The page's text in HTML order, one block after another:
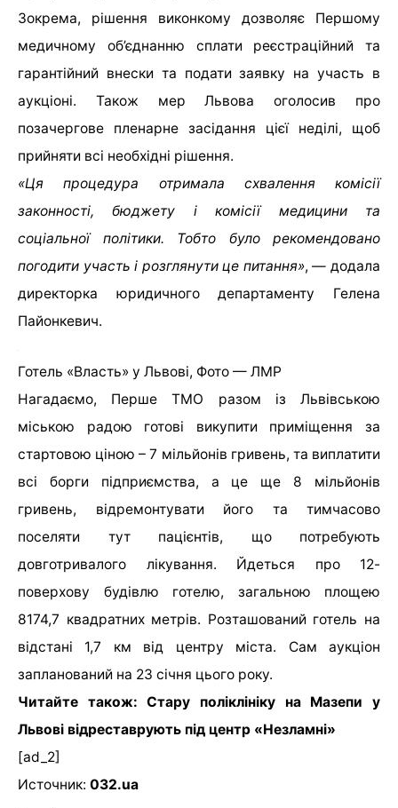
Зокрема, рішення виконкому дозволяє Першому
медичному об’єднанню сплати реєстраційний та
гарантійний внески та подати заявку на участь в
аукціоні. Також мер Львова оголосив про
позачергове пленарне засідання цієї неділі, щоб
прийняти всі необхідні рішення.
«Ця процедура отримала схвалення комісії
законності, бюджету і комісії медицини та
соціальної політики. Тобто було рекомендовано
погодити участь і розглянути це питання», — додала
директорка юридичного департаменту Гелена
Пайонкевич.
Готель «Власть» у Львові, Фото — ЛМР
Нагадаємо, Перше ТМО разом із Львівською
міською радою готові викупити приміщення за
стартовою ціною – 7 мільйонів гривень, та виплатити
всі борги підприємства, а це ще 8 мільйонів
гривень, відремонтувати його та тимчасово
поселяти тут пацієнтів, що потребують
довготривалого лікування. Йдеться про 12-
поверхову будівлю готелю, загальною площею
8174,7 квадратних метрів. Розташований готель на
відстані 1,7 км від центру міста. Сам аукціон
запланований на 23 січня цього року.
Читайте також: Стару поліклініку на Мазепи у
Львові відреставрують під центр «Незламні»
[ad_2]
Источник: 032.ua